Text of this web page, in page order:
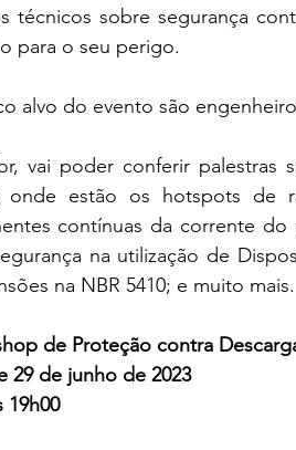
técnicos sobre segurança
para o seu perigo.
alvo do evento são
vai poder conferir palestras
onde estão os hotspots de
contínuas da corrente do
na utilização de
na NBR 5410; e muito mais.
de Proteção contra
29 de junho de 2023
19h00